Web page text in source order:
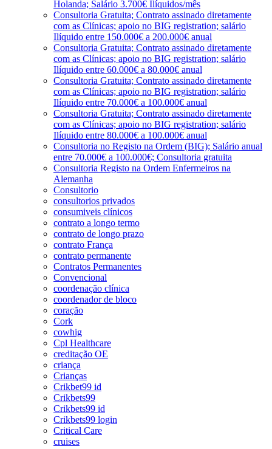
Holanda; Salário 3.700€ Ilíquidos/mês
Consultoria Gratuita; Contrato assinado diretamente
com as Clínicas; apoio no BIG registration; salário
Ilíquido entre 150.000€ a 200.000€ anual
Consultoria Gratuita; Contrato assinado diretamente
com as Clínicas; apoio no BIG registration; salário
Ilíquido entre 60.000€ a 80.000€ anual
Consultoria Gratuita; Contrato assinado diretamente
com as Clínicas; apoio no BIG registration; salário
Ilíquido entre 70.000€ a 100.000€ anual
Consultoria Gratuita; Contrato assinado diretamente
com as Clínicas; apoio no BIG registration; salário
Ilíquido entre 80.000€ a 100.000€ anual
Consultoria no Registo na Ordem (BIG); Salário anual
entre 70.000€ a 100.000€; Consultoria gratuita
Consultoria Registo na Ordem Enfermeiros na
Alemanha
Consultorio
consultorios privados
consumiveis clínicos
contrato a longo termo
contrato de longo prazo
contrato França
contrato permanente
Contratos Permanentes
Convencional
coordenação clínica
coordenador de bloco
coração
Cork
cowhig
Cpl Healthcare
creditação OE
criança
Crianças
Crikbet99 id
Crikbets99
Crikbets99 id
Crikbets99 login
Critical Care
cruises